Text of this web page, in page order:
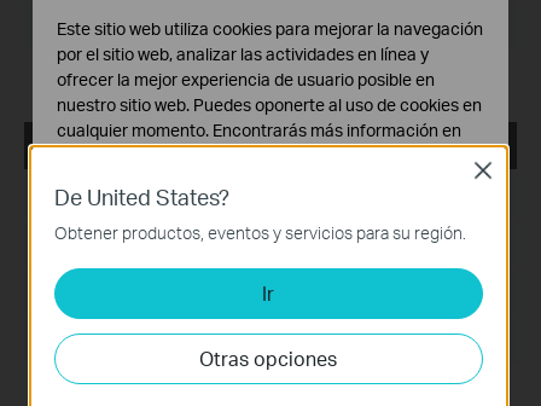
Sistema Operativo: Windows 7/10/11/Server 2008 64bits
Release Notes >
VIGI VMS_1.7.24_32bits
Fecha de Publicación:2024-11-28
Idioma:Multilingüe
Tamaño de Archivo: 467.56 MB
Sistema Operativo: Windows 7/10/11/Server 2008 32bits
De United States?
Obtener productos, eventos y servicios para su región.
Ir
Otras opciones
Close
Este sitio web utiliza cookies para mejorar la navegación
por el sitio web, analizar las actividades en línea y
ofrecer la mejor experiencia de usuario posible en
nuestro sitio web. Puedes oponerte al uso de cookies en
cualquier momento. Encontrarás más información en
Cookies Básicas
Estas cookies son necesarias para el funcionamiento
del sitio web y no pueden desactivarse en tu sistema.
Cookies de Análisis y de Marketing
Las cookies de análisis nos permiten analizar tus
actividades en nuestro sitio web con el fin de mejorar y
adaptar la funcionalidad del mismo.